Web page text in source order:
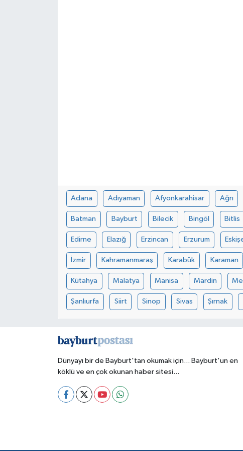
Adana Adıyaman Afyonkarahisar Ağrı
Batman Bayburt Bilecik Bingöl Bitlis
Edirne Elazığ Erzincan Erzurum
İzmir Kahramanmaraş Karabük Karaman
Kütahya Malatya Manisa Mardin
Şanlıurfa Siirt Sinop Sivas Şırnak
Dünyayı bir de Bayburt'tan okumak için... Bayburt'un en
köklü ve en çok okunan haber sitesi...